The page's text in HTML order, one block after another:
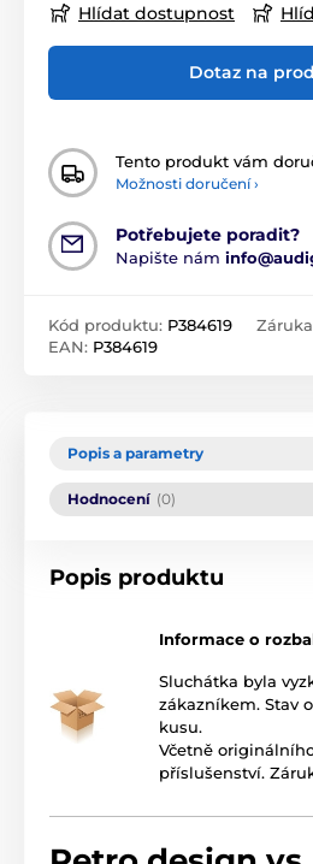
Hlídat dostupnost
Dotaz na
Tento produkt vám
Možnosti doručení ›
Potřebujete poradit?
Napište nám
Kód produktu: P384619
EAN: P384619
Popis a parametry
Hodnocení (0)
Popis produktu
Informace o
Sluchátka byla
zákazníkem. Stav
kusu.
Včetně
příslušenství.